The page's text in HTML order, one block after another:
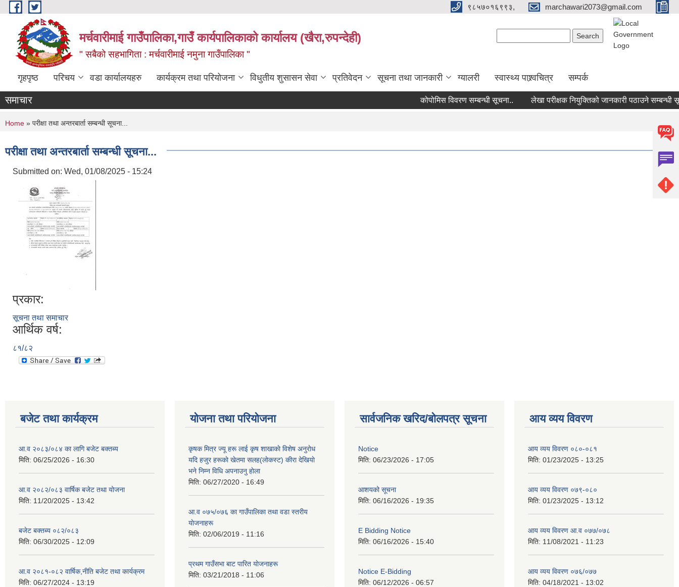
Skip to main content ९८५७०१६९९३, marchawari2073@gmail.com
मर्चवारीमाई गाउँपालिका,गाउँ कार्यपालिकाको कार्यालय (खैरा,रुपन्देही)
" सबैको सहभागिता : मर्चवारीमाई नमुना गाउँपालिका "
गृहपृष्ठ परिचय वडा कार्यालयहरु कार्यक्रम तथा परियोजना विधुतीय शुसासन सेवा प्रतिवेदन सूचना तथा जानकारी ग्यालरी स्वास्थ्य पाश्र्वचित्र सम्पर्क
समाचार कोपोमिस विवरण सम्बन्धी सूचना.. लेखा परीक्षक नियुक्तिको जानकारी पठाउने सम्बन्धी सूचना
You are here
Home » परीक्षा तथा अन्तरबार्ता सम्बन्धी सूचना...
परीक्षा तथा अन्तरबार्ता सम्बन्धी सूचना...
Submitted on: Wed, 01/08/2025 - 15:24
प्रकार:
सूचना तथा समाचार
आर्थिक वर्ष:
८१/८२
बजेट तथा कार्यक्रम
आ.व २०८३/०८४ का लागि बजेट बक्तब्य
मिति: 06/25/2026 - 16:30
आ.व २०८२/०८३ वार्षिक बजेट तथा योजना
मिति: 11/20/2025 - 13:42
बजेट बक्तब्य ०८२/०८३
मिति: 06/30/2025 - 12:09
आ.व २०८१-०८२ वार्षिक,नीति बजेट तथा कार्यक्रम
मिति: 06/27/2024 - 13:19
योजना तथा परियोजना
कृषक मित्र ज्यू हरू लाई कृष शाखाकाे विशेष अनुराेध
यदि हजुर हरूकाे खेतमा सलह(लाेकस्ट) कीरा देखियाे
भने निम्न विधि अपनाउनु हाेला
मिति: 06/27/2020 - 16:49
आ‍.व ०७५/०७६ का गाउँपालिका तथा वडा स्तरीय
याेजनाहरू
मिति: 02/06/2019 - 11:16
प्रथम गाउँसभा बाट पारित याेजनाहरू
मिति: 03/21/2018 - 11:06
सार्वजनिक खरिद/बोलपत्र सूचना
Notice
मिति: 06/23/2026 - 17:05
आशयको सूचना
मिति: 06/16/2026 - 19:35
E Bidding Notice
मिति: 06/16/2026 - 15:40
Notice E-Bidding
मिति: 06/12/2026 - 06:57
आय व्यय विवरण
आय व्यय विवरण ०८०-०८१
मिति: 01/23/2025 - 13:25
आय व्यय विवरण ०७९-०८०
मिति: 01/23/2025 - 13:12
आय व्यय विवरण आ.व ०७७/०७८
मिति: 11/08/2021 - 11:23
आय व्यय विवरण ०७६/०७७
मिति: 04/18/2021 - 13:02